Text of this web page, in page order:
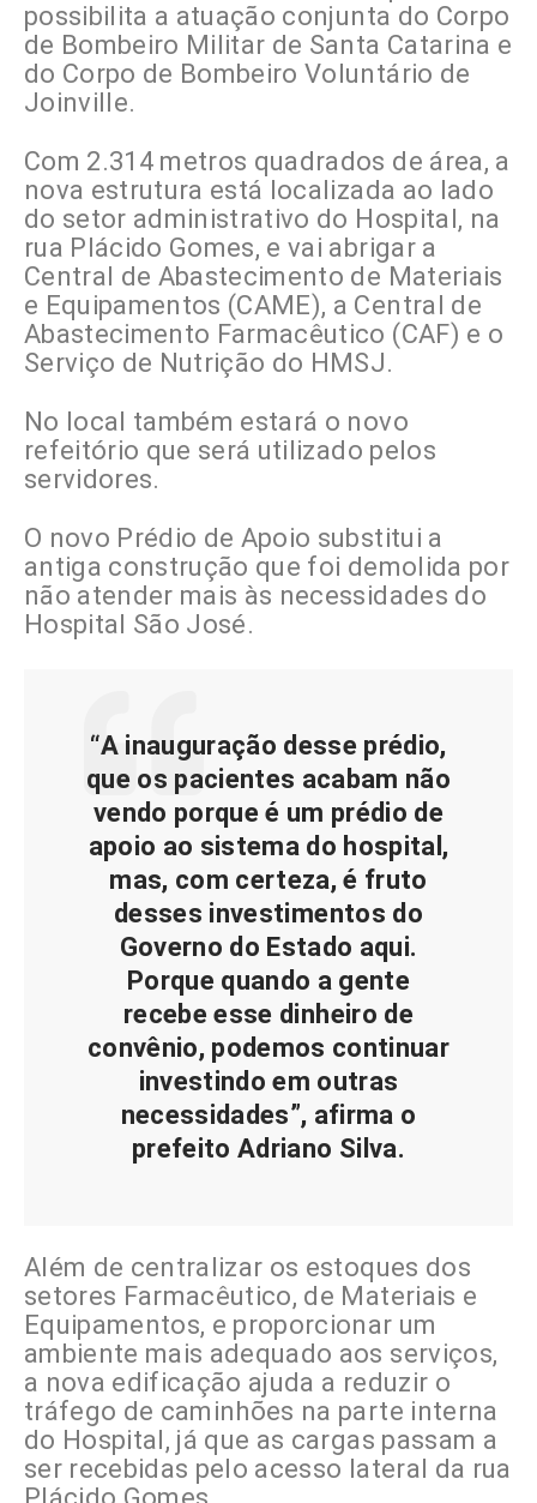
possibilita a atuação conjunta do Corpo
de Bombeiro Militar de Santa Catarina e
do Corpo de Bombeiro Voluntário de
Joinville.
Com 2.314 metros quadrados de área, a
nova estrutura está localizada ao lado
do setor administrativo do Hospital, na
rua Plácido Gomes, e vai abrigar a
Central de Abastecimento de Materiais
e Equipamentos (CAME), a Central de
Abastecimento Farmacêutico (CAF) e o
Serviço de Nutrição do HMSJ.
No local também estará o novo
refeitório que será utilizado pelos
servidores.
O novo Prédio de Apoio substitui a
antiga construção que foi demolida por
não atender mais às necessidades do
Hospital São José.
“A inauguração desse prédio,
que os pacientes acabam não
vendo porque é um prédio de
apoio ao sistema do hospital,
mas, com certeza, é fruto
desses investimentos do
Governo do Estado aqui.
Porque quando a gente
recebe esse dinheiro de
convênio, podemos continuar
investindo em outras
necessidades”, afirma o
prefeito Adriano Silva.
Além de centralizar os estoques dos
setores Farmacêutico, de Materiais e
Equipamentos, e proporcionar um
ambiente mais adequado aos serviços,
a nova edificação ajuda a reduzir o
tráfego de caminhões na parte interna
do Hospital, já que as cargas passam a
ser recebidas pelo acesso lateral da rua